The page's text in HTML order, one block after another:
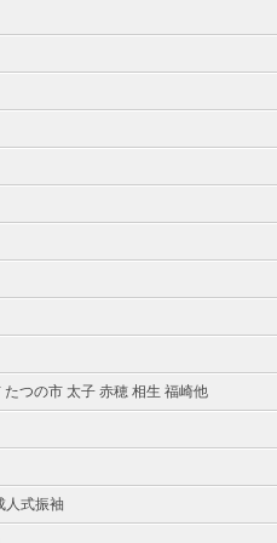
つの市 太子 赤穂 相生 福崎他
人式振袖